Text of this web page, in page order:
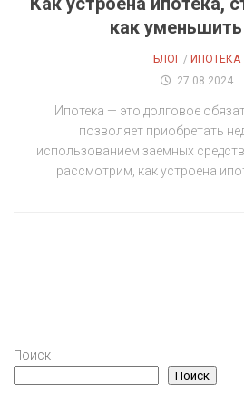
как
БЛОГ/ ИПОТЕКА
27.08.2024
Ипотека — это долговое
позволяет приобретать
использованием заемных
рассмотрим, как устроена
Поиск
Поиск